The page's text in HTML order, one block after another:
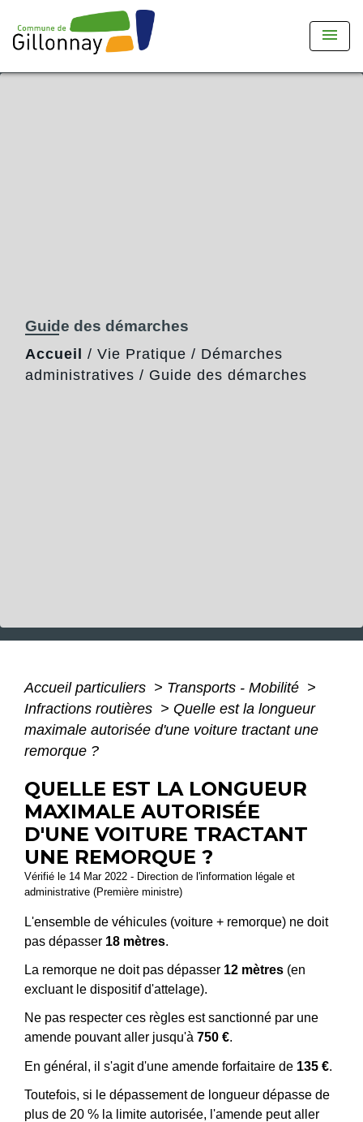
menu
Guide des démarches
Accueil / Vie Pratique / Démarches
administratives / Guide des démarches
Accueil particuliers > Transports - Mobilité >
Infractions routières > Quelle est la longueur
maximale autorisée d'une voiture tractant une
remorque ?
QUELLE EST LA LONGUEUR
MAXIMALE AUTORISÉE
D'UNE VOITURE TRACTANT
UNE REMORQUE ?
Vérifié le 14 Mar 2022 - Direction de l'information légale et
administrative (Première ministre)
L'ensemble de véhicules (voiture + remorque) ne doit
pas dépasser 18 mètres.
La remorque ne doit pas dépasser 12 mètres (en
excluant le dispositif d'attelage).
Ne pas respecter ces règles est sanctionné par une
amende pouvant aller jusqu'à 750 €.
En général, il s'agit d'une amende forfaitaire de 135 €.
Toutefois, si le dépassement de longueur dépasse de
plus de 20 % la limite autorisée, l'amende peut aller